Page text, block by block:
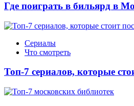
Где поиграть в бильярд в
Сериалы
Что смотреть
Топ-7 сериалов, которые